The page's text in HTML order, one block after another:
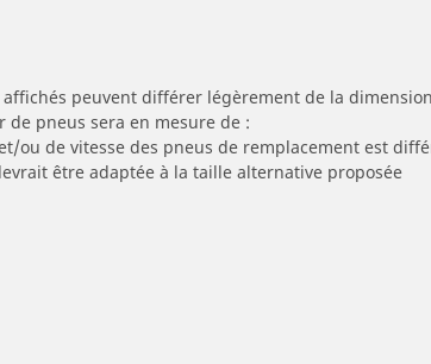
affichés peuvent différer légèrement de la
pneus sera en mesure de :
ou de vitesse des pneus de remplacement est
être adaptée à la taille alternative proposée